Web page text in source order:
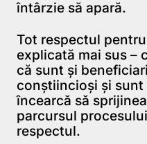
întârzie să apară.
Tot respectul
explicată mai sus –
că sunt și
conștiincioși și
încearcă să
parcursul
respectul.